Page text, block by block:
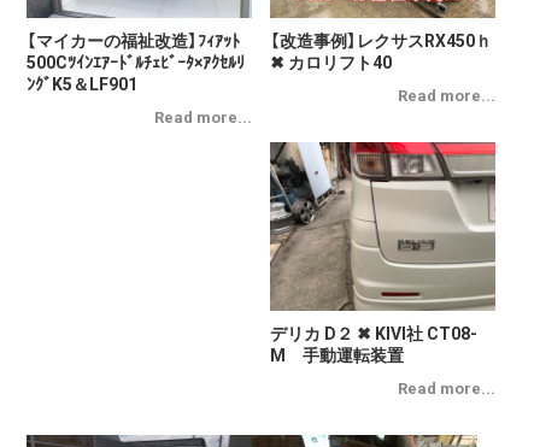
【マイカーの福祉改造】ﾌｨｱｯﾄ
500Cﾂｲﾝｴｱｰﾄﾞﾙﾁｪﾋﾞｰﾀ×ｱｸｾﾙﾘ
ﾝｸﾞK5＆LF901
【改造事例】レクサスRX450ｈ
✖ カロリフト40
デリカ D２ ✖ KIVI社 CT08-
M 手動運転装置